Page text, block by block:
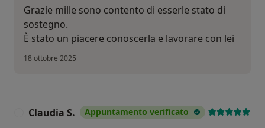
Grazie mille sono contento di esserle stato di
sostegno.
È stato un piacere conoscerla e lavorare con lei
18 ottobre 2025
Claudia S. Appuntamento verificato